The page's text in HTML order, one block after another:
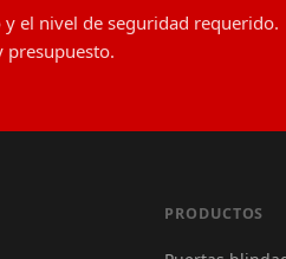
el nivel de seguridad requerido.
presupuesto.
PRODUCTOS